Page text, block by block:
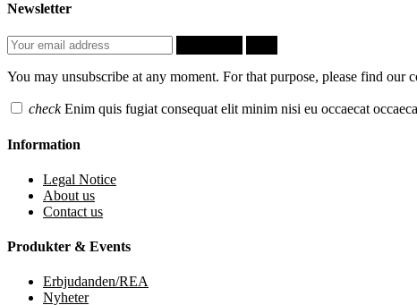
Newsletter
You may unsubscribe at any moment. For that purpose, please find our
check Enim quis fugiat consequat elit minim nisi eu occaecat
Information
Legal Notice
About us
Contact us
Produkter & Events
Erbjudanden/REA
Nyheter